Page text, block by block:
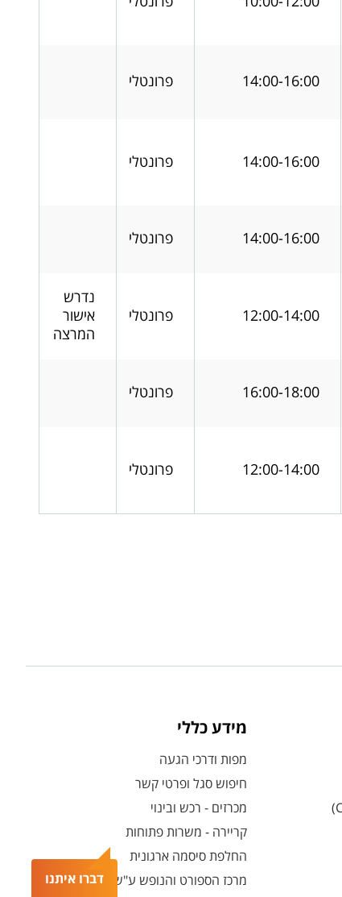
דברו איתנו
14:00-16:00 פרונטלי
14:00-16:00 פרונטלי
14:00-16:00 פרונטלי
12:00-14:00 פרונטלי
נדרש
אישור
המרצה
16:00-18:00 פרונטלי
12:00-14:00 פרונטלי
מידע כללי
מפות ודרכי הגעה
חיפוש סגל ופרטי קשר
מכרזים - רכש ובינוי
קריירה - משרות פתוחות
החלפת סיסמה ארגונית
מרכז הספורט והנופש ע"ש סילבן אדמס